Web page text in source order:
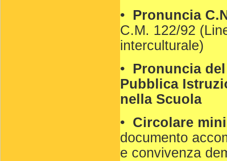
• Pronuncia
C.M. 122/92
interculturale)
• Pronuncia
Pubblica
nella Scuola
• Circolare
documento
e convivenza